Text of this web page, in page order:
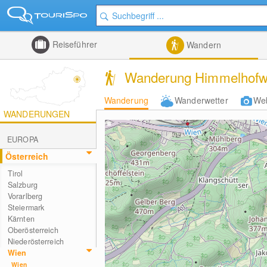
Reiseführer Wandern
Wanderung
Wanderung Wanderwetter
WANDERUNGEN
EUROPA
Österreich
Tirol
Salzburg
Vorarlberg
Steiermark
Kärnten
Oberösterreich
Niederösterreich
Wien
Wien